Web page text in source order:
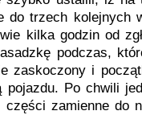
trzech kolejnych
kilka godzin od
podczas,
zaskoczony i
Po chwili
zamienne do